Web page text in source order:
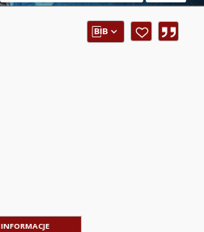
INFORMACJE